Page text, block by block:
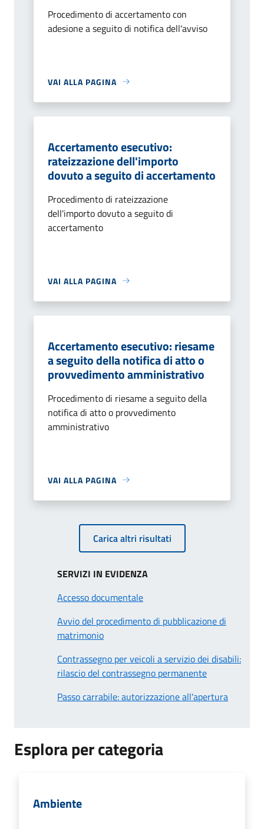
Procedimento di accertamento con
adesione a seguito di notifica dell'avviso
VAI ALLA PAGINA
Accertamento esecutivo:
rateizzazione dell'importo
dovuto a seguito di accertamento
Procedimento di rateizzazione
dell'importo dovuto a seguito di
accertamento
VAI ALLA PAGINA
Accertamento esecutivo: riesame
a seguito della notifica di atto o
provvedimento amministrativo
Procedimento di riesame a seguito della
notifica di atto o provvedimento
amministrativo
VAI ALLA PAGINA
Carica altri risultati
SERVIZI IN EVIDENZA
Accesso documentale
Avvio del procedimento di pubblicazione di
matrimonio
Contrassegno per veicoli a servizio dei disabili:
rilascio del contrassegno permanente
Passo carrabile: autorizzazione all'apertura
Esplora per categoria
Ambiente